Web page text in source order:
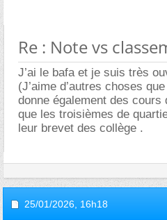
Re : Note vs
J’ai le bafa et je suis très
(J’aime d’autres choses
donne également des
que les troisièmes de
leur brevet des collège .
25/01/2026, 16h18